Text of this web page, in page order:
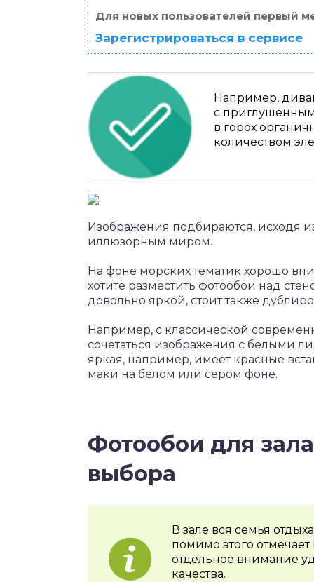
Для новых пользователей первый
Зарегистрироваться в сервисе
Например,
с
в горох
количеством
Изображения подбираются, исходя
иллюзорным миром.
На фоне морских тематик хорошо
хотите разместить фотообои над
довольно яркой, стоит также
Например, с классической
сочетаться изображения с белыми
яркая, например, имеет красные
маки на белом или сером фоне.
Фотообои для
выбора
В зале вся семья
помимо этого
отдельное внимание
качества.